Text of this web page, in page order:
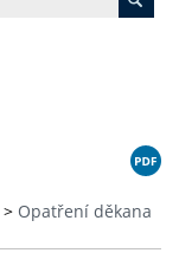
> Opatření děkana